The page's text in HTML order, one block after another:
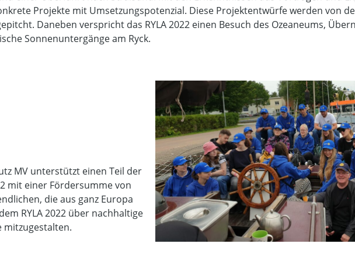
Projekte mit Umsetzungspotenzial. Diese Projektentwürfe werden von
Daneben verspricht das RYLA 2022 einen Besuch des Ozeaneums,
Sonnenuntergänge am Ryck.
MV unterstützt einen Teil der
mit einer Fördersumme von
die aus ganz Europa
RYLA 2022 über nachhaltige
mitzugestalten.